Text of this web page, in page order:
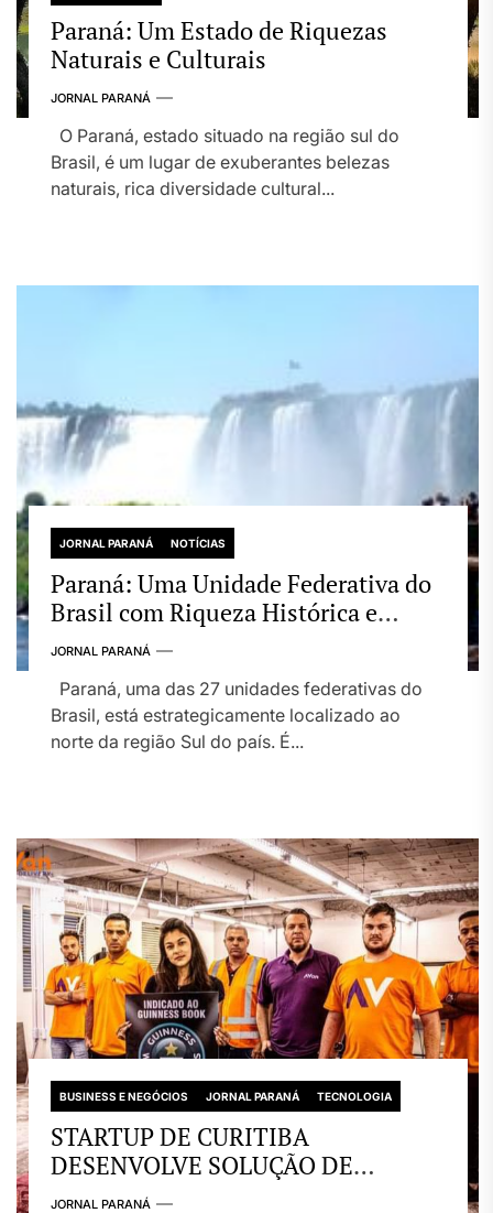
Paraná: Um Estado de Riquezas
Naturais e Culturais
JORNAL PARANÁ
O Paraná, estado situado na região sul do
Brasil, é um lugar de exuberantes belezas
naturais, rica diversidade cultural...
JORNAL PARANÁ NOTÍCIAS
Paraná: Uma Unidade Federativa do
Brasil com Riqueza Histórica e
Cultural
JORNAL PARANÁ
Paraná, uma das 27 unidades federativas do
Brasil, está estrategicamente localizado ao
norte da região Sul do país. É...
BUSINESS E NEGÓCIOS JORNAL PARANÁ TECNOLOGIA
STARTUP DE CURITIBA
DESENVOLVE SOLUÇÃO DE
DELIVERY MAIS ÁGIL DO PLANETA
JORNAL PARANÁ